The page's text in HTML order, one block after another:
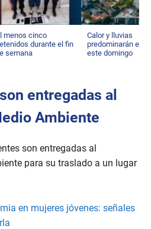
menos cinco
durante el fin
semana
Calor y lluvias
predominarán el
este domingo
entregadas al
Ambiente
son entregadas al
para su traslado a un lugar
en mujeres jóvenes: señales